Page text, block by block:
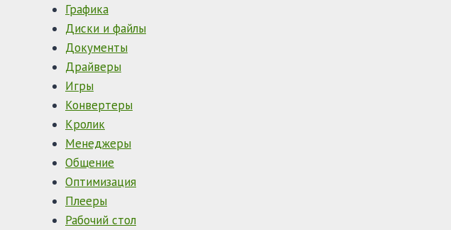
Графика
Диски и файлы
Документы
Драйверы
Игры
Конвертеры
Кролик
Менеджеры
Общение
Оптимизация
Плееры
Рабочий стол